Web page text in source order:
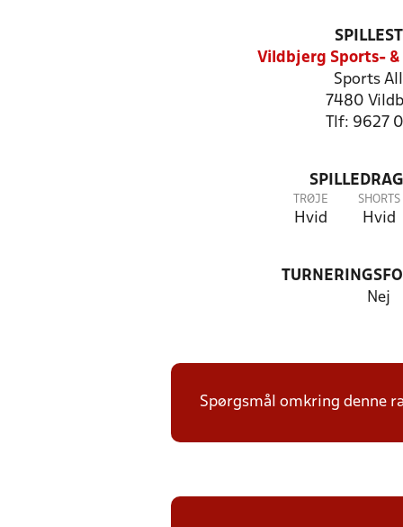
Vildbjerg Sports-
Sports
7480
Tlf: 9627
TRØJE
Hvid
SHORTS
Hvid
Nej
Spørgsmål omkring denne